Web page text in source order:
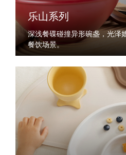
乐山系列
深浅餐碟碰撞异形碗盏，光泽
餐饮场景。